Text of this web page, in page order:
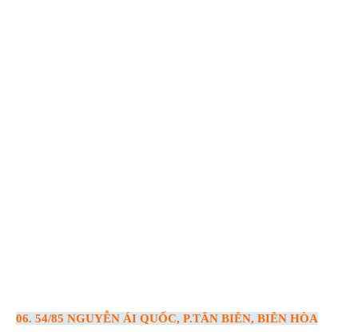
06. 54/85 NGUYỄN ÁI QUỐC, P.TÂN BIÊN, BIÊN HÒA